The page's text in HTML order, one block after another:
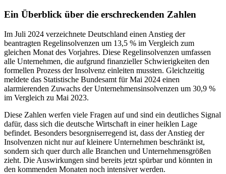
Ein Überblick über die erschreckenden Zahlen
Im Juli 2024 verzeichnete Deutschland einen Anstieg der
beantragten Regelinsolvenzen um 13,5 % im Vergleich zum
gleichen Monat des Vorjahres. Diese Regelinsolvenzen umfassen
alle Unternehmen, die aufgrund finanzieller Schwierigkeiten den
formellen Prozess der Insolvenz einleiten mussten. Gleichzeitig
meldete das Statistische Bundesamt für Mai 2024 einen
alarmierenden Zuwachs der Unternehmensinsolvenzen um 30,9 %
im Vergleich zu Mai 2023.
Diese Zahlen werfen viele Fragen auf und sind ein deutliches Signal
dafür, dass sich die deutsche Wirtschaft in einer heiklen Lage
befindet. Besonders besorgniserregend ist, dass der Anstieg der
Insolvenzen nicht nur auf kleinere Unternehmen beschränkt ist,
sondern sich quer durch alle Branchen und Unternehmensgrößen
zieht. Die Auswirkungen sind bereits jetzt spürbar und könnten in
den kommenden Monaten noch intensiver werden.